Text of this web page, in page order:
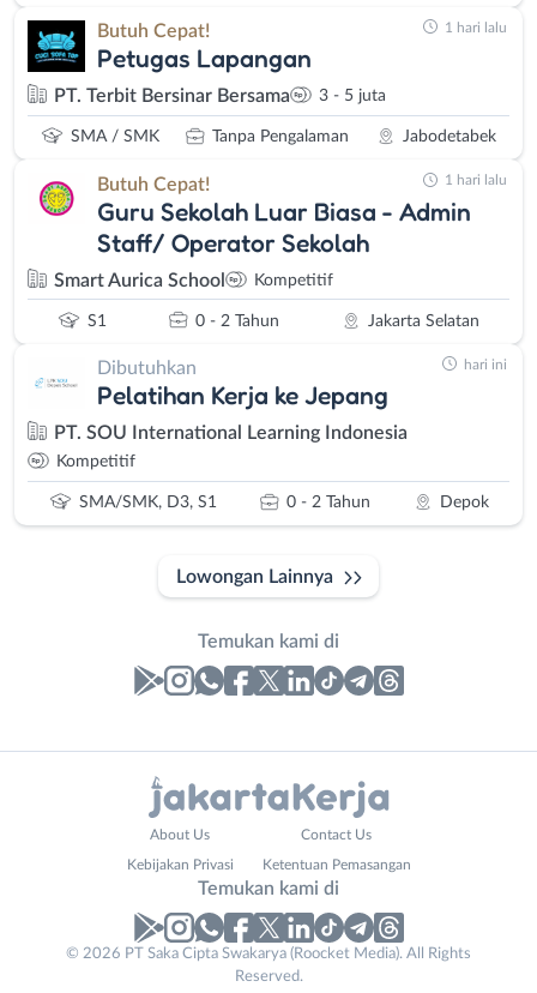
Butuh Cepat!
Petugas Lapangan
PT. Terbit Bersinar Bersama 3 - 5 juta
SMA / SMK Tanpa Pengalaman Jabodetabek
1 hari lalu
Butuh Cepat!
Guru Sekolah Luar Biasa - Admin
Staff/ Operator Sekolah
Smart Aurica School Kompetitif
S1 0 - 2 Tahun Jakarta Selatan
1 hari lalu
Dibutuhkan
Pelatihan Kerja ke Jepang
PT. SOU International Learning Indonesia
Kompetitif
SMA/SMK, D3, S1 0 - 2 Tahun Depok
hari ini
Lowongan Lainnya
Temukan kami di
No. Telp /
About Us Contact Us
Kebijakan Privasi Ketentuan Pemasangan
Temukan kami di
© 2026 PT Saka Cipta Swakarya (Roocket Media). All Rights
Reserved.